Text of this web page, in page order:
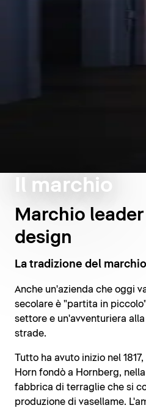
Il marchio
Marchio
design
La tradizione del
Anche un'azienda che oggi
secolare è "partita in
settore e un'avventuriera
strade.
Tutto ha avuto inizio nel
Horn fondò a Hornberg,
fabbrica di terraglie che si
produzione di vasellame.